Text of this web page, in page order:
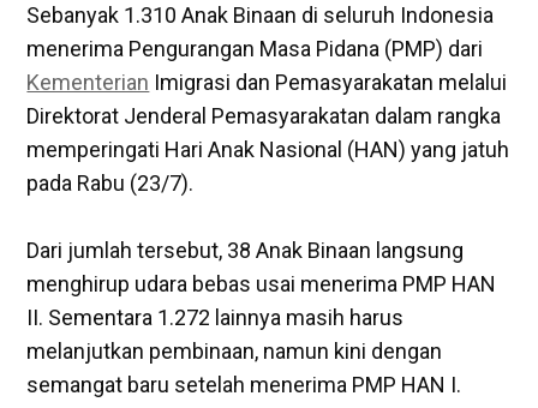
Sebanyak 1.310 Anak Binaan di seluruh Indonesia
menerima Pengurangan Masa Pidana (PMP) dari
Kementerian Imigrasi dan Pemasyarakatan melalui
Direktorat Jenderal Pemasyarakatan dalam rangka
memperingati Hari Anak Nasional (HAN) yang jatuh
pada Rabu (23/7).
‎Dari jumlah tersebut, 38 Anak Binaan langsung
menghirup udara bebas usai menerima PMP HAN
II. Sementara 1.272 lainnya masih harus
melanjutkan pembinaan, namun kini dengan
semangat baru setelah menerima PMP HAN I.